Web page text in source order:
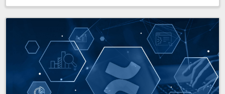
No free places